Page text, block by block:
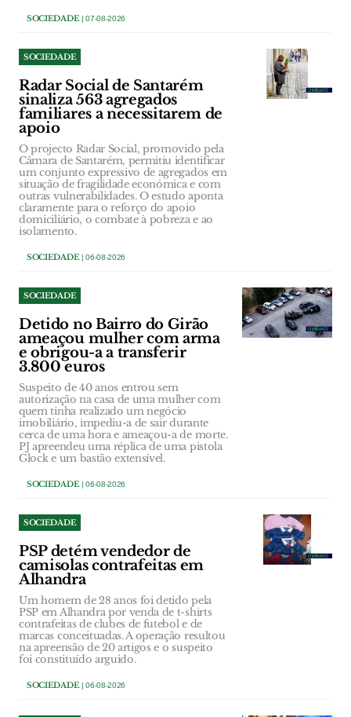
SOCIEDADE| 07-08-2026
SOCIEDADE
Radar Social de Santarém
sinaliza 563 agregados
familiares a necessitarem de
apoio
O projecto Radar Social, promovido pela
Câmara de Santarém, permitiu identificar
um conjunto expressivo de agregados em
situação de fragilidade económica e com
outras vulnerabilidades. O estudo aponta
claramente para o reforço do apoio
domiciliário, o combate à pobreza e ao
isolamento.
SOCIEDADE| 06-08-2026
SOCIEDADE
Detido no Bairro do Girão
ameaçou mulher com arma
e obrigou-a a transferir
3.800 euros
Suspeito de 40 anos entrou sem
autorização na casa de uma mulher com
quem tinha realizado um negócio
imobiliário, impediu-a de sair durante
cerca de uma hora e ameaçou-a de morte.
PJ apreendeu uma réplica de uma pistola
Glock e um bastão extensível.
SOCIEDADE| 06-08-2026
SOCIEDADE
PSP detém vendedor de
camisolas contrafeitas em
Alhandra
Um homem de 28 anos foi detido pela
PSP em Alhandra por venda de t-shirts
contrafeitas de clubes de futebol e de
marcas conceituadas. A operação resultou
na apreensão de 20 artigos e o suspeito
foi constituído arguido.
SOCIEDADE| 06-08-2026